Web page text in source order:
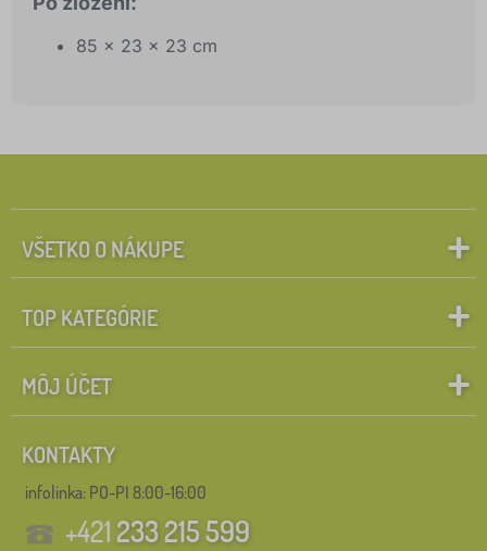
85 x 23 x 23 cm
VŠETKO O NÁKUPE
TOP KATEGÓRIE
MÔJ ÚČET
KONTAKTY
infolinka: PO-PI 8:00-16:00
+421233 215 599